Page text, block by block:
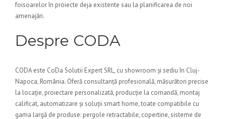
foisoarelor în proiecte deja existente sau la planificarea de noi
amenajări.
Despre CODA
CODA este CoDa Solutii Expert SRL, cu showroom și sediu în Cluj-
Napoca, România. Oferă consultanță profesională, măsurători precise
la locație, proiectare personalizată, producție la comandă, montaj
calificat, automatizare și soluții smart home, toate compatibile cu
gama largă de produse: pergole retractabile, copertine, sisteme de